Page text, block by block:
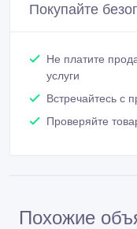
Покупайте
Не платите
услуги
Встречайтесь с
Проверяйте
Похожие